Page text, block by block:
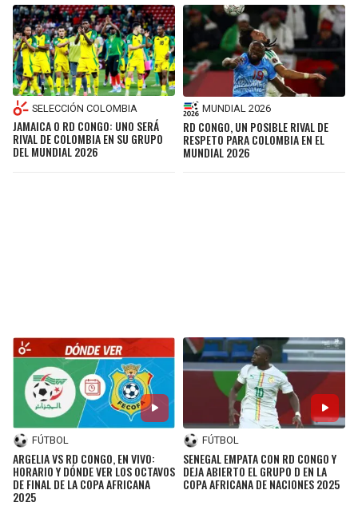
SELECCIÓN COLOMBIA
JAMAICA O RD CONGO: UNO SERÁ
RIVAL DE COLOMBIA EN SU GRUPO
DEL MUNDIAL 2026
MUNDIAL 2026
RD CONGO, UN POSIBLE RIVAL DE
RESPETO PARA COLOMBIA EN EL
MUNDIAL 2026
FÚTBOL
ARGELIA VS RD CONGO, EN VIVO:
HORARIO Y DÓNDE VER LOS OCTAVOS
DE FINAL DE LA COPA AFRICANA
2025
FÚTBOL
SENEGAL EMPATA CON RD CONGO Y
DEJA ABIERTO EL GRUPO D EN LA
COPA AFRICANA DE NACIONES 2025